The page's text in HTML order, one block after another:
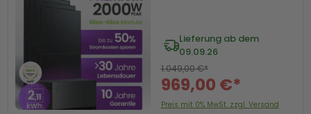
Lieferung ab dem
09.09.26
969,00 €*
1.049,00 €*
Preis mit 0% MwSt. zzgl. Versand